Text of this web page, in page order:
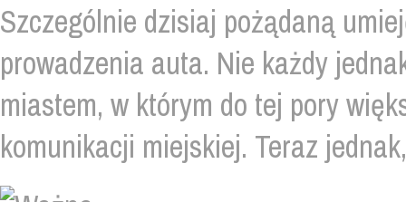
Szczególnie dzisiaj pożądaną
prowadzenia auta. Nie każdy
miastem, w którym do tej pory
komunikacji miejskiej. Teraz